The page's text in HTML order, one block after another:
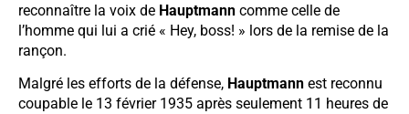
reconnaître la voix de Hauptmann comme celle de
l’homme qui lui a crié « Hey, boss! » lors de la remise de la
rançon.
Malgré les efforts de la défense, Hauptmann est reconnu
coupable le 13 février 1935 après seulement 11 heures de